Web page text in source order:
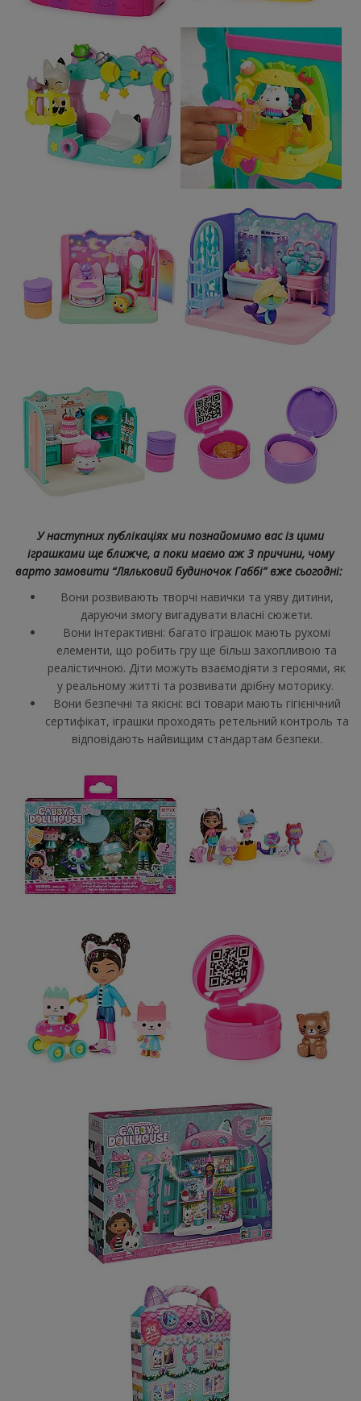
У наступних публікаціях ми познайомимо вас із цими
іграшками ще ближче, а поки маємо аж 3 причини, чому
варто замовити “Ляльковий будиночок Габбі” вже сьогодні:
Вони розвивають творчі навички та уяву дитини,
даруючи змогу вигадувати власні сюжети.
Вони інтерактивні: багато іграшок мають рухомі
елементи, що робить гру ще більш захопливою та
реалістичною. Діти можуть взаємодіяти з героями, як
у реальному житті та розвивати дрібну моторику.
Вони безпечні та якісні: всі товари мають гігієнічний
сертифікат, іграшки проходять ретельний контроль та
відповідають найвищим стандартам безпеки.